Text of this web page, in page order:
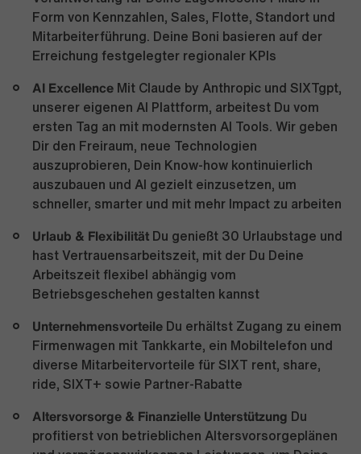
Form von Kennzahlen, Sales, Flotte, Standort und
Mitarbeiterführung. Deine Boni basieren auf der
Erreichung festgelegter regionaler KPIs
AI Excellence Mit Claude by Anthropic und SIXTgpt,
unserer eigenen AI Plattform, arbeitest Du vom
ersten Tag an mit modernsten AI Tools. Wir geben
Dir den Freiraum, neue Technologien
auszuprobieren, Dein Know-how kontinuierlich
auszubauen und AI gezielt einzusetzen, um
schneller, smarter und mit mehr Impact zu arbeiten
Urlaub & Flexibilität Du genießt 30 Urlaubstage und
hast Vertrauensarbeitszeit, mit der Du Deine
Arbeitszeit flexibel abhängig vom
Betriebsgeschehen gestalten kannst
Unternehmensvorteile Du erhältst Zugang zu einem
Firmenwagen mit Tankkarte, ein Mobiltelefon und
diverse Mitarbeitervorteile für SIXT rent, share,
ride, SIXT+ sowie Partner-Rabatte
Altersvorsorge & Finanzielle Unterstützung Du
profitierst von betrieblichen Altersvorsorgeplänen